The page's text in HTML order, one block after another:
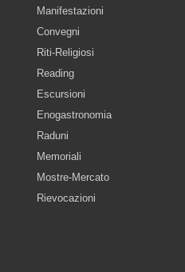
Manifestazioni
Convegni
Riti-Religiosi
Reading
Escursioni
Enogastronomia
Raduni
Memoriali
Mostre-Mercato
Rievocazioni